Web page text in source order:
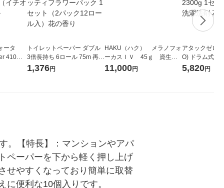
ータ
410ml
レス
ナル
トイレットペーパー ダブル
3倍長持ち 6ロール 75m 再生
紙配合 スコッティフラワー
パック 1セット（2パック12
1,376円
HAKU（ハク） メラノフォ
ーカスＩＶ 45ｇ 資生
堂 おまけ付き
11,000円
アタックゼロ
O) ドラム式専
ガジャンボ
（2個入) 洗濯
5,820円
。【特長】：マンションやアパ
ペーパーを下から軽く押し上げ
せやすくなっており簡単に取替
便利な10個入りです。